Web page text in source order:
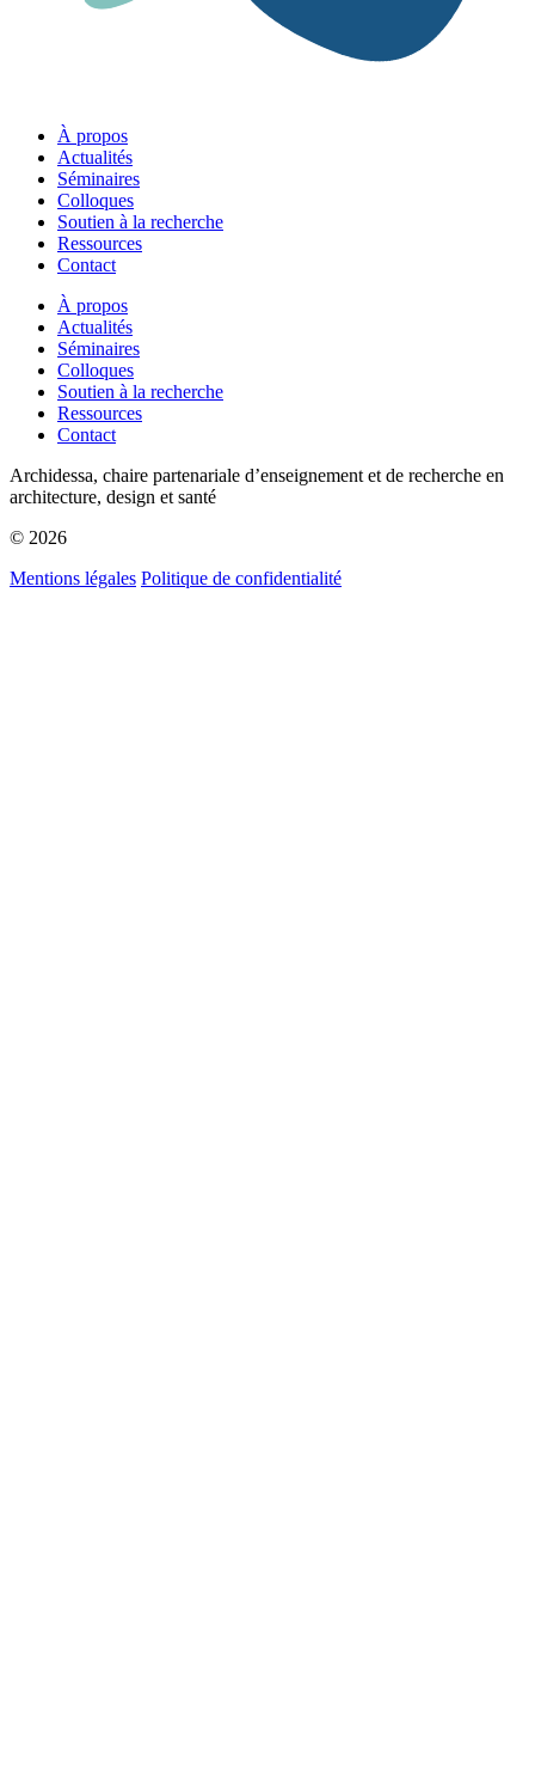
À propos
Actualités
Séminaires
Colloques
Soutien à la recherche
Ressources
Contact
À propos
Actualités
Séminaires
Colloques
Soutien à la recherche
Ressources
Contact
Archidessa, chaire partenariale d’enseignement et de recherche en
architecture, design et santé
© 2026
Mentions légales Politique de confidentialité